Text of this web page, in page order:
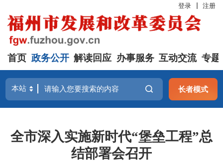
登录 注册
首页 政务公开 解读回应 办事服务 互动交流 专题
长者模式
全市深入实施新时代“堡垒工程”总
结部署会召开